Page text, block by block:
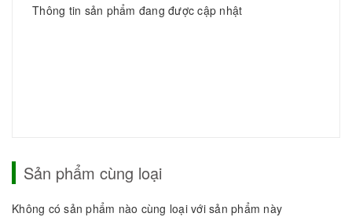
Thông tin sản phẩm đang được cập nhật
Sản phẩm cùng loại
Không có sản phẩm nào cùng loại với sản phẩm này